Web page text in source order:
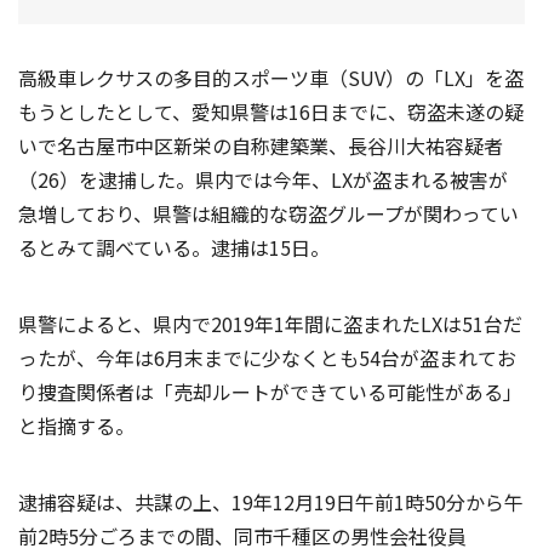
高級車レクサスの多目的スポーツ車（SUV）の「LX」を盗
もうとしたとして、愛知県警は16日までに、窃盗未遂の疑
いで名古屋市中区新栄の自称建築業、長谷川大祐容疑者
（26）を逮捕した。県内では今年、LXが盗まれる被害が
急増しており、県警は組織的な窃盗グループが関わってい
るとみて調べている。逮捕は15日。
県警によると、県内で2019年1年間に盗まれたLXは51台だ
ったが、今年は6月末までに少なくとも54台が盗まれてお
り捜査関係者は「売却ルートができている可能性がある」
と指摘する。
逮捕容疑は、共謀の上、19年12月19日午前1時50分から午
前2時5分ごろまでの間、同市千種区の男性会社役員